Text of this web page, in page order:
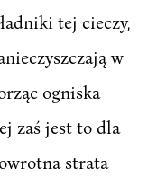
tej cieczy,
w
ogniska
zaś jest to dla
strata